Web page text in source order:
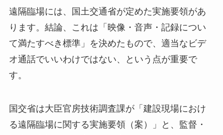
遠隔臨場には、国土交通省が定めた実施要領があ
ります。結論、これは「映像・音声・記録につい
て満たすべき標準」を決めたもので、適当なビデ
オ通話でいいわけではない、という点が重要で
す。
国交省は大臣官房技術調査課が「建設現場におけ
る遠隔臨場に関する実施要領（案）」と、監督・